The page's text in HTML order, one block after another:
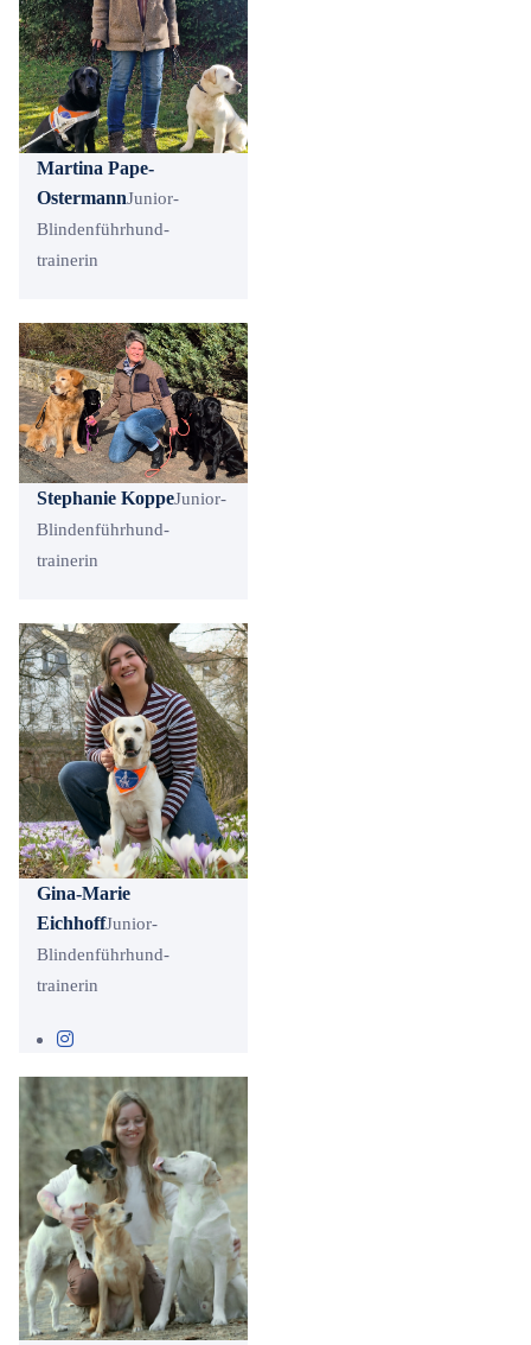
Martina Pape-
OstermannJunior-
Blindenführhund-
trainerin
Stephanie KoppeJunior-
Blindenführhund-
trainerin
Gina-Marie
EichhoffJunior-
Blindenführhund-
trainerin